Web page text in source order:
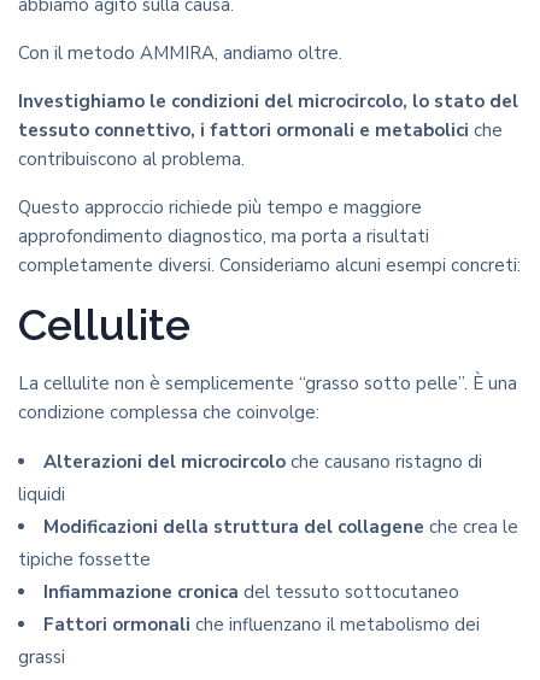
Con il metodo AMMIRA, andiamo oltre.
Investighiamo le condizioni del microcircolo, lo stato del
tessuto connettivo, i fattori ormonali e metabolici che
contribuiscono al problema.
Questo approccio richiede più tempo e maggiore
approfondimento diagnostico, ma porta a risultati
completamente diversi. Consideriamo alcuni esempi concreti:
Cellulite
La cellulite non è semplicemente “grasso sotto pelle”. È una
condizione complessa che coinvolge:
Alterazioni del microcircolo che causano ristagno di
liquidi
Modificazioni della struttura del collagene che crea le
tipiche fossette
Infiammazione cronica del tessuto sottocutaneo
Fattori ormonali che influenzano il metabolismo dei
grassi